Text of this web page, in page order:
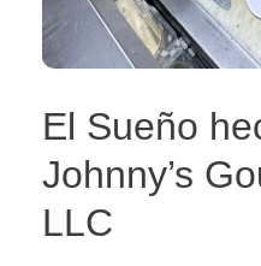
El Sueño
Johnny’s
LLC